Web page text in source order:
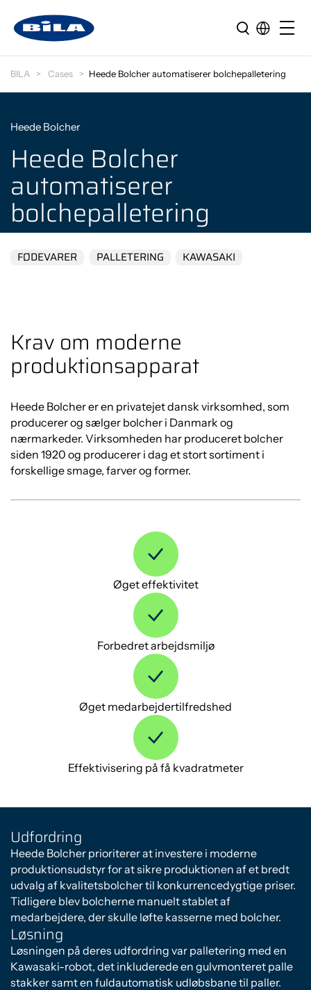
BILA Cases Heede Bolcher automatiserer bolchepalletering
Heede Bolcher
Heede Bolcher
automatiserer
bolchepalletering
FØDEVARER PALLETERING KAWASAKI
Krav om moderne
produktionsapparat
Heede Bolcher er en privatejet dansk virksomhed, som
producerer og sælger bolcher i Danmark og
nærmarkeder. Virksomheden har produceret bolcher
siden 1920 og producerer i dag et stort sortiment i
forskellige smage, farver og former.
Øget effektivitet
Forbedret arbejdsmiljø
Øget medarbejdertilfredshed
Effektivisering på få kvadratmeter
Udfordring
Heede Bolcher prioriterer at investere i moderne
produktionsudstyr for at sikre produktionen af et bredt
udvalg af kvalitetsbolcher til konkurrencedygtige priser.
Tidligere blev bolcherne manuelt stablet af
medarbejdere, der skulle løfte kasserne med bolcher.
Løsning
Løsningen på deres udfordring var palletering med en
Kawasaki-robot, det inkluderede en gulvmonteret palle
stakker samt en fuldautomatisk udløbsbane til paller.